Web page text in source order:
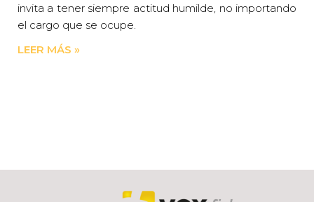
invita a tener siempre actitud humilde, no importando
el cargo que se ocupe.
LEER MÁS »